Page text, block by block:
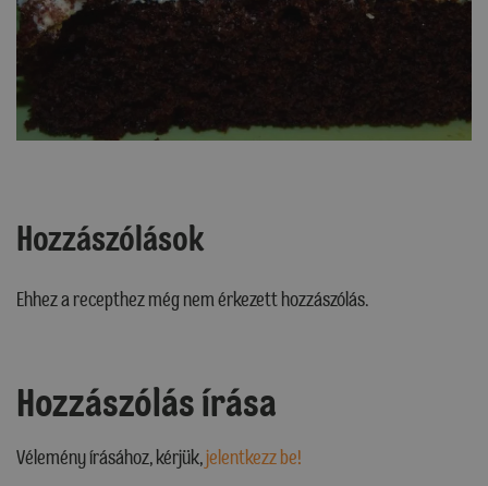
Hozzászólások
Ehhez a recepthez még nem érkezett hozzászólás.
Hozzászólás írása
Vélemény írásához, kérjük,jelentkezz be!